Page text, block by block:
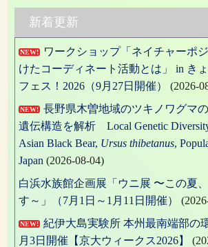
ゲ
ー
シ
ョ
ン
新着更新
NEW!
ワークショップ「ネイチャーポ
けたコーディネート活動とは」 in き
フェス！2026（9月27日開催）
(2026-
NEW!
長野県木曽地域のツキノワグマ
遺伝構造を解析 Local Genetic
Asian Black Bear, Ursus thibetanus,
Japan (2026-08-04)
白浜水族館企画展「ウニ展 〜この夏
す～」（7月1日～1月11日開催）
NEW!
紀伊大島実験所 本州最南端部の
月3日開催【京大ウィークス2026】